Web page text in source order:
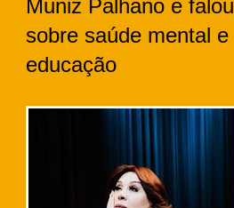
Muniz Palhano e falou
sobre saúde mental e
educação